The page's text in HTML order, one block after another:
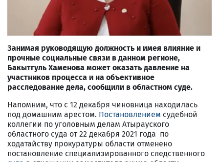
Занимая руководящую должность и имея влияние и
прочные социальные связи в данном регионе,
Бакытгуль Хаменова может оказать давление на
участников процесса и на объективное
расследование дела, сообщили в областном суде.
Напомним, что с 12 декабря чиновница находилась
под домашним арестом. Постановлением судебной
коллегии по уголовным делам Атырауского
областного суда от 22 декабря 2021 года по
ходатайству прокуратуры области отменено
постановление специализированного следственного